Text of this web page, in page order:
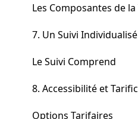
Les Composantes de
7. Un Suivi Individualisé
Le Suivi Comprend
8. Accessibilité et
Options Tarifaires